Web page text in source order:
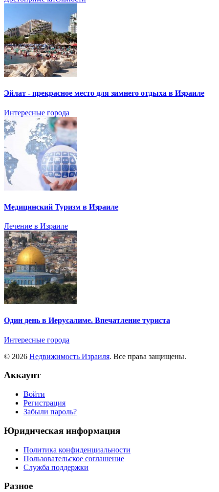
Эйлат - прекрасное место для зимнего отдыха в Израиле
Интересные города
Медицинский Туризм в Израиле
Лечение в Израиле
Один день в Иерусалиме. Впечатление туриста
Интересные города
© 2026 Недвижимость Израиля. Все права защищены.
Аккаунт
Войти
Регистрация
Забыли пароль?
Юридическая информация
Политика конфиденциальности
Пользовательское соглашение
Служба поддержки
Разное